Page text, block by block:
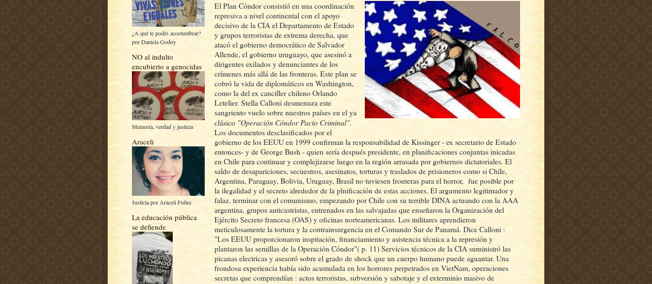
¿A qué te podés acostumbrar?
por Daniela Godoy
NO al indulto
encubierto a genocidas
Memoria, verdad y justicia
Araceli
Justicia por Araceli Fulles
La educación pública
se defiende
El Plan Cóndor consistió en una coordinación
represiva a nivel continental con el apoyo
decisivo de la CIA el Departamento de Estado
y grupos terroristas de extrema derecha, que
atacó el gobierno democrático de Salvador
Allende, el gobierno uruguayo, que asesinó a
dirigentes exilados y denunciantes de los
crímenes más allá de las fronteras. Este plan se
cobró la vida de diplomáticos en Washington,
como la del ex canciller chileno Orlando
Letelier. Stella Calloni desmenuza este
sangriento vuelo sobre nuestros países en el ya
clásico "Operación Cóndor Pacto Criminal".
Los documentos desclasificados por el
gobierno de los EEUU en 1999 confirman la responsabilidad de Kissinger - ex secretario de Estado
entonces- y de George Bush - quien sería después presidente, en planificaciones conjuntas inicadas
en Chile para continuar y complejizarse luego en la región arrasada por gobiernos dictatoriales. El
saldo de desapariciones, secuestros, asesinatos, torturas y traslados de prisioneros como si Chile,
Argentina, Paraguay, Bolivia, Uruguay, Brasil no tuviesen fronteras para el horror, fue posible por
la ilegalidad y el secreto alrededor de la plnificación de estas acciones. El argumento legitimador y
falaz, terminar con el comunismo, empezando por Chile con su terrible DINA actuando con la AAA
argentina, grupos anticastristas, entrenados en las salvajadas que enseñaron la Organización del
Ejército Secreto francesa (OAS) y oficinas norteamericanas. Los militares aprendieron
meticulosamente la tortura y la contrainsurgencia en el Comando Sur de Panamá. Dice Calloni :
"Los EEUU proporcionaron inspitación, financiamiento y asistencia técnica a la represión y
plantaron las semillas de la Operación Cóndor"( p. 11) Servicios técnicos de la CIA suministró las
picanas electricas y asesoró sobre el grado de shock que un cuerpo humano puede aguantar. Una
frondosa experiencia había sido acumulada en los horrores perpetrados en VietNam, operaciones
secretas que comprendían : actos terroristas, subversión y sabotaje y el exterminio masivo de